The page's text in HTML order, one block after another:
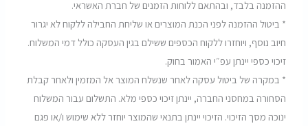
ההזמנה בלבד, ובהתאם ללוחות הזמנים של חברת האשראי.
* ביטול ההזמנה לפני הכנת המוצרים או שליחת החבילה ללקוח לא יגרור
חיוב נוסף, ויוחזרו ללקוח הכספים ששילם בגין העסקה כולל דמי המשלוח.
זיכוי כספי יינתן עפ״י האמור בחוק.
* במקרה של ביטול עסקה לאחר שנשלח המוצר אל המזמין ולאחר קבלת
הסחורה במחסני החברה, יינתן זיכוי כספי מלא. התשלום עבור המשלוח
ינוכה מסך הזיכוי. הזיכוי יינתן בתנאי שהמוצר יוחזר ללא שימוש ו/או פגם